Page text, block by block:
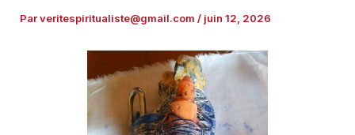
Parveritespiritualiste@gmail.com / juin 12, 2026